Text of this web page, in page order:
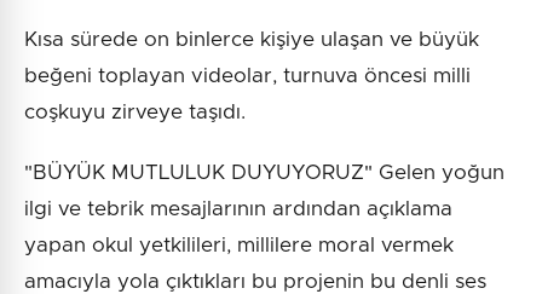
Kısa sürede on binlerce kişiye ulaşan ve büyük
beğeni toplayan videolar, turnuva öncesi milli
coşkuyu zirveye taşıdı.
"BÜYÜK MUTLULUK DUYUYORUZ" Gelen yoğun
ilgi ve tebrik mesajlarının ardından açıklama
yapan okul yetkilileri, millilere moral vermek
amacıyla yola çıktıkları bu projenin bu denli ses